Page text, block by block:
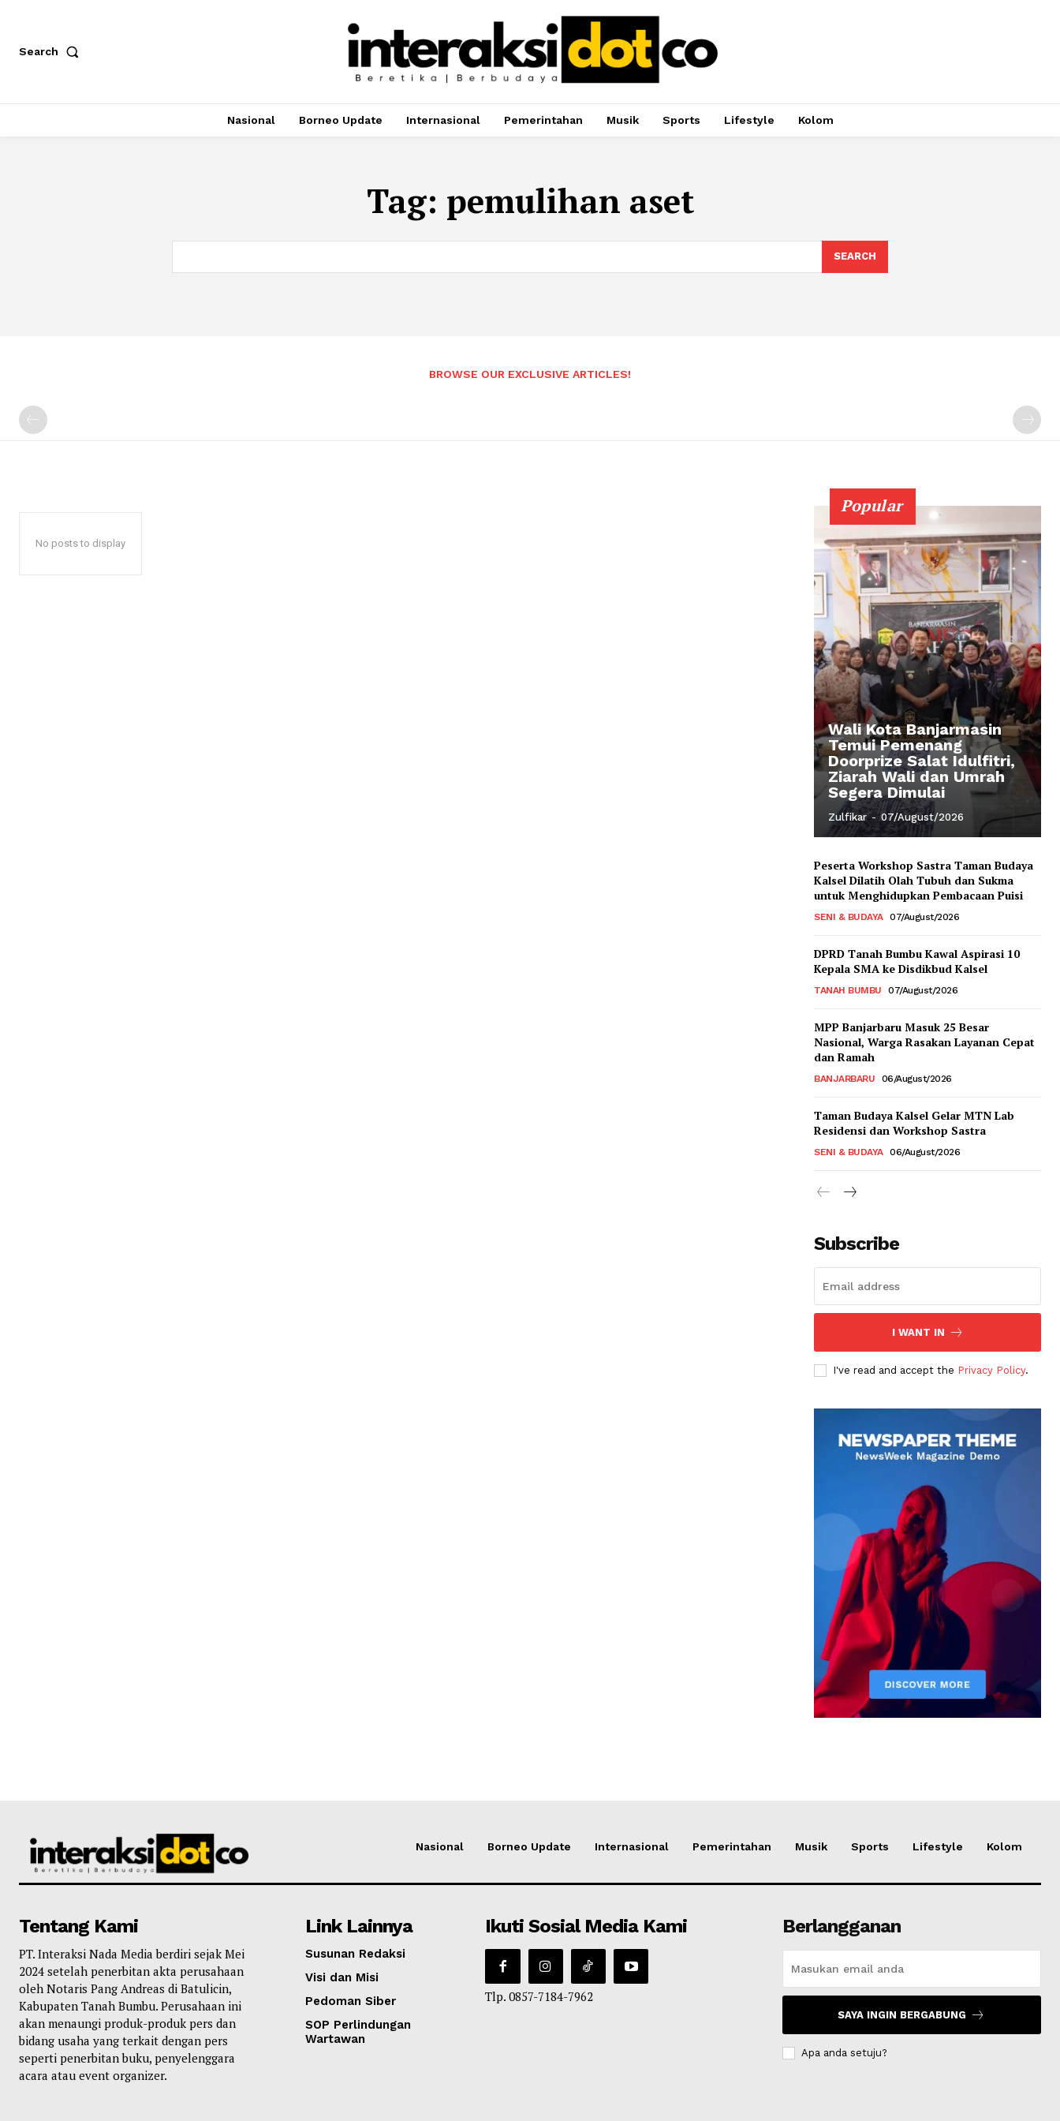
Search
Nasional Borneo Update Internasional Pemerintahan Musik Sports Lifestyle Kolom
Tag: pemulihan aset
SEARCH
BROWSE OUR EXCLUSIVE ARTICLES!
No posts to display
Popular
Wali Kota Banjarmasin
Temui Pemenang
Doorprize Salat Idulfitri,
Ziarah Wali dan Umrah
Segera Dimulai
Zulfikar - 07/August/2026
Peserta Workshop Sastra Taman Budaya
Kalsel Dilatih Olah Tubuh dan Sukma
untuk Menghidupkan Pembacaan Puisi
SENI & BUDAYA 07/August/2026
DPRD Tanah Bumbu Kawal Aspirasi 10
Kepala SMA ke Disdikbud Kalsel
TANAH BUMBU 07/August/2026
MPP Banjarbaru Masuk 25 Besar
Nasional, Warga Rasakan Layanan Cepat
dan Ramah
BANJARBARU 06/August/2026
Taman Budaya Kalsel Gelar MTN Lab
Residensi dan Workshop Sastra
SENI & BUDAYA 06/August/2026
Subscribe
I WANT IN
I've read and accept the Privacy Policy.
Nasional Borneo Update Internasional Pemerintahan Musik Sports Lifestyle Kolom
Tentang Kami
PT. Interaksi Nada Media berdiri sejak Mei
2024 setelah penerbitan akta perusahaan
oleh Notaris Pang Andreas di Batulicin,
Kabupaten Tanah Bumbu. Perusahaan ini
akan menaungi produk-produk pers dan
bidang usaha yang terkait dengan pers
seperti penerbitan buku, penyelenggara
acara atau event organizer.
Link Lainnya
Susunan Redaksi
Visi dan Misi
Pedoman Siber
SOP Perlindungan
Wartawan
Ikuti Sosial Media Kami
Tlp. 0857-7184-7962
Berlangganan
SAYA INGIN BERGABUNG
Apa anda setuju?